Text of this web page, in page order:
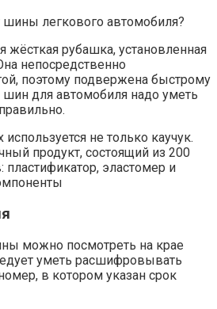
жёсткая рубашка, установленная
непосредственно
поэтому подвержена быстрому
шин для автомобиля надо уметь
не только каучук.
продукт, состоящий из 200
эластомер и
можно посмотреть на крае
уметь расшифровывать
в котором указан срок